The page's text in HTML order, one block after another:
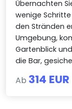
Übernachten
wenige
den Stränden
Umgebung,
Gartenblick
die Bar,
Ab 314 EUR